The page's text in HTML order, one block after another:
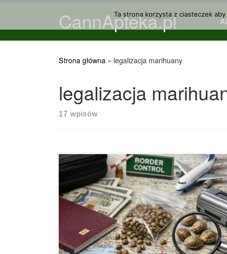
Przejdź do treściCannApteka.pl
Strona główna » legalizacja marihuany
legalizacja
17 wpisów
Legalność nasion marihuany – fakty, mity i
najważniejsze wyjaśnienia Legalność nasion
marihuany to temat, który od wielu lat budzi duże
zainteresowanie, ale jednocześnie powoduje
sporo zamieszania. Wiele osób szuka prostej
odpowiedzi na pytanie, czy nasiona marihuany
są legalne, jednak w praktyce sprawa wymaga
szerszego omówienia. Nie można bowiem
wrzucać do […]
Ta strona korzysta z ciasteczek